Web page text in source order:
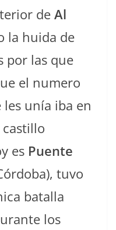
de Al
la huida de
por las que
el numero
les unía iba en
es Puente
tuvo
batalla
los